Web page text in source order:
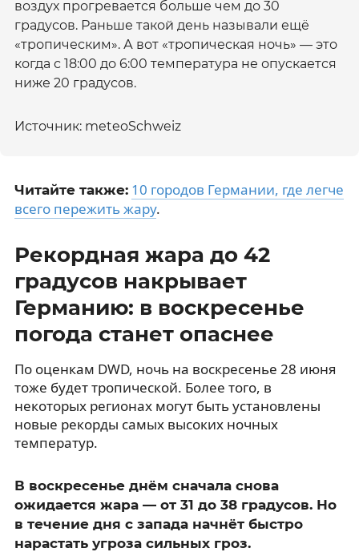
воздух прогревается больше чем до 30
градусов. Раньше такой день называли ещё
«тропическим». А вот «тропическая ночь» — это
когда с 18:00 до 6:00 температура не опускается
ниже 20 градусов.
Источник: meteoSchweiz
Читайте также: 10 городов Германии, где легче
всего пережить жару.
Рекордная жара до 42
градусов накрывает
Германию: в воскресенье
погода станет опаснее
По оценкам DWD, ночь на воскресенье 28 июня
тоже будет тропической. Более того, в
некоторых регионах могут быть установлены
новые рекорды самых высоких ночных
температур.
В воскресенье днём сначала снова
ожидается жара — от 31 до 38 градусов. Но
в течение дня с запада начнёт быстро
нарастать угроза сильных гроз.